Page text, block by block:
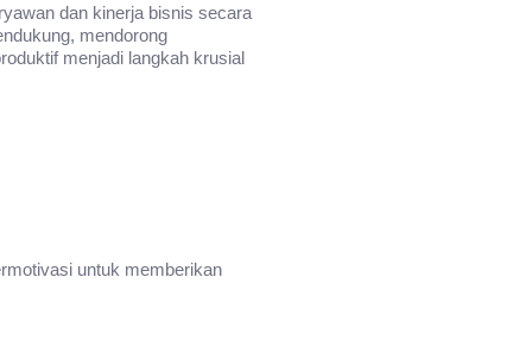
dan kinerja bisnis secara
mendorong
menjadi langkah krusial
untuk memberikan